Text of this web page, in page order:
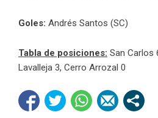
Goles: Andrés Santos (SC)
Tabla de posiciones: San Carlos
Lavalleja 3, Cerro Arrozal 0